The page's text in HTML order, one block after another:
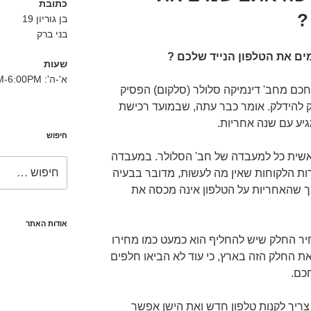
את הטלפון הנייד שלכם ?
מחב' דינמיקה סלולר (סלקום) הפסיק
להידלק. אומר כבר עתה, שבמועד רכישת
עם שנה אחריות.
כל למעבדה של חב' הסלולר. במעבדה
הלקוחות שאין מה לעשות, מדובר בבעיה
שהאחריות על הטלפון אינה מכסה את
החלק שיש להחליף הוא כמעט כמו מחירו
החלק הזה בארץ, כי עוד לא הביאו חלפים
לקנות טלפון חדש ואת הישן אפשר
כתובת
בן גוריון 19
בני ברק
שעות
א'-ה': 8:30AM-6:00PM
חיפוש
אודות האתר